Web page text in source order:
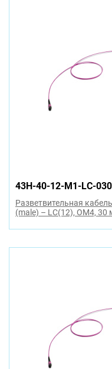
43H-40-12-M1-LC-
Разветвительная
(male) – LC(12), OM4,